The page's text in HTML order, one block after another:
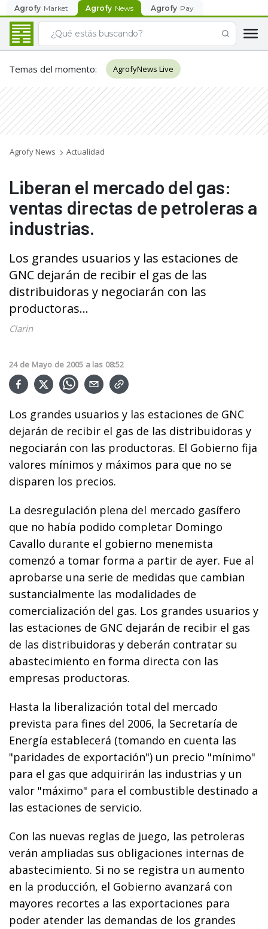
Agrofy Market Agrofy News Agrofy Pay
Temas del momento: AgrofyNews Live
Agrofy News Actualidad
Liberan el mercado del gas:
ventas directas de petroleras a
industrias.
Los grandes usuarios y las estaciones de
GNC dejarán de recibir el gas de las
distribuidoras y negociarán con las
productoras...
Clarin
24 de Mayo de 2005 a las 08:52
Los grandes usuarios y las estaciones de GNC
dejarán de recibir el gas de las distribuidoras y
negociarán con las productoras. El Gobierno fija
valores mínimos y máximos para que no se
disparen los precios.
La desregulación plena del mercado gasífero
que no había podido completar Domingo
Cavallo durante el gobierno menemista
comenzó a tomar forma a partir de ayer. Fue al
aprobarse una serie de medidas que cambian
sustancialmente las modalidades de
comercialización del gas. Los grandes usuarios y
las estaciones de GNC dejarán de recibir el gas
de las distribuidoras y deberán contratar su
abastecimiento en forma directa con las
empresas productoras.
Hasta la liberalización total del mercado
prevista para fines del 2006, la Secretaría de
Energía establecerá (tomando en cuenta las
"paridades de exportación") un precio "mínimo"
para el gas que adquirirán las industrias y un
valor "máximo" para el combustible destinado a
las estaciones de servicio.
Con las nuevas reglas de juego, las petroleras
verán ampliadas sus obligaciones internas de
abastecimiento. Si no se registra un aumento
en la producción, el Gobierno avanzará con
mayores recortes a las exportaciones para
poder atender las demandas de los grandes